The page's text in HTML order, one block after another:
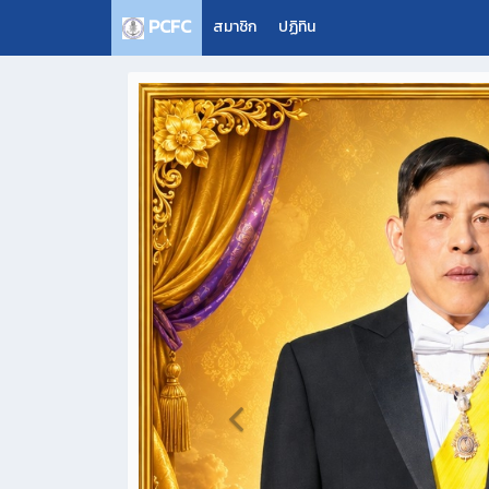
PCFC สมาชิก ปฏิทิน